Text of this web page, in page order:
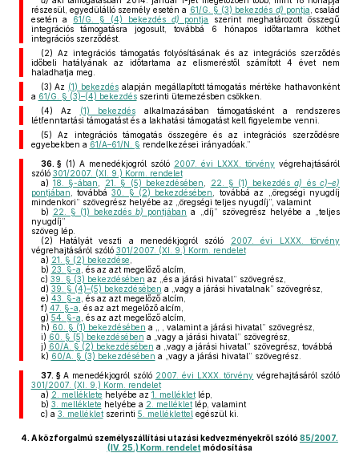
részesül, egyedülálló személy esetén a 61/G. § (3) bekezdés d) pontja , család
esetén a 61/G. § (4) bekezdés d) pontja
szerint meghatározott összegű
integrációs támogatásra jogosult, továbbá 6 hónapos időtartamra köthet
integrációs szerződést.
(2) Az integrációs támogatás folyósításának és az integrációs szerződés
időbeli hatályának az időtartama az elismeréstől számított 4 évet nem
haladhatja meg.
(3) Az (1) bekezdésalapján megállapított támogatás mértéke hathavonként
a 61/G. § (3)–(4) bekezdésszerinti ütemezésben csökken.
(4) Az
(1) bekezdés alkalmazásában támogatásként a rendszeres
létfenntartási támogatást és a lakhatási támogatást kell figyelembe venni.
(5) Az integrációs támogatás összegére és az integrációs szerződésre
egyebekben a 61/A–61/N. § rendelkezései irányadóak.”
36. §(1) A menedékjogról szóló 2007. évi LXXX. törvényvégrehajtásáról
szóló 301/2007. (XI. 9.) Korm. rendelet
a) 18. §-ában 21. § (5) bekezdésében 22. § (1) bekezdésa) ésc)–e)
pontjában , továbbá30. § (2) bekezdésében
, továbbá az „öregségi nyugdíj
mindenkori” szövegrész helyébe az „öregségi teljes nyugdíj”, valamint
b) 22. § (1) bekezdésb) pontjában a „díj” szövegrész helyébe a „teljes
nyugdíj”
szöveg lép.
(2) Hatályát veszti a menedékjogról szóló 2007. évi LXXX. törvény
végrehajtásáról szóló 301/2007. (XI. 9.) Korm. rendelet
a) 21. § (2) bekezdése
b) 23. §-a , és az azt megelőző alcím,
c) 39. § (3) bekezdésében az „és a járási hivatal” szövegrész,
d) 39. § (4)–(5) bekezdésében a „vagy a járási hivatalnak” szövegrész,
e) 43. §-a , és az azt megelőző alcím,
f) 47. §-a , és az azt megelőző alcím,
g) 54. §-a , és az azt megelőző alcím,
h) 60. § (1) bekezdésében a „ , valamint a járási hivatal” szövegrész,
i) 60. § (5) bekezdésében a „vagy a járási hivatal” szövegrész,
j) 60/A. § (2) bekezdésében a „vagy a járási hivatal” szövegrész, továbbá
k) 60/A. § (3) bekezdésében a „vagy a járási hivatal” szövegrész.
37. §A menedékjogról szóló 2007. évi LXXX. törvény végrehajtásáról szóló
301/2007. (XI. 9.) Korm. rendelet
a) 2. melléklete helyébe az 1. mellékletlép,
b) 3. melléklete helyébe a 2. mellékletlép, valamint
c) a 3. mellékletszerinti 5. melléklettel egészül ki.
4. A közforgalmú személyszállítási utazási kedvezményekről szóló 85/2007.
(IV. 25.) Korm. rendelet módosítása